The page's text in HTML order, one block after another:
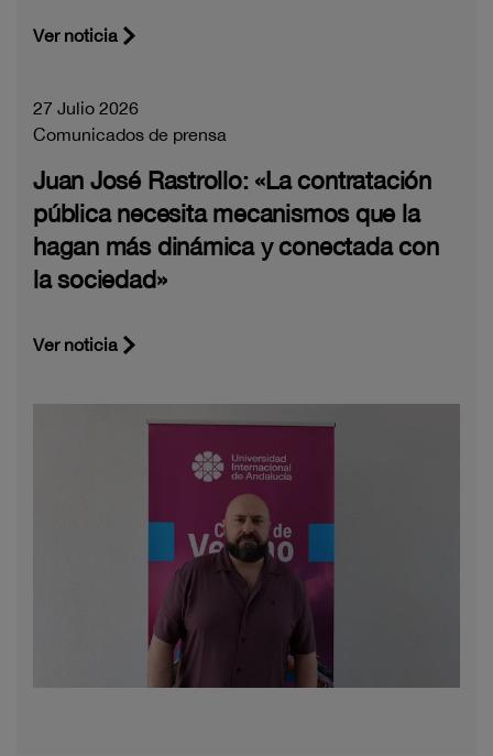
Ver noticia
27 Julio 2026
Comunicados de prensa
Juan José Rastrollo: «La contratación
pública necesita mecanismos que la
hagan más dinámica y conectada con
la sociedad»
Ver noticia